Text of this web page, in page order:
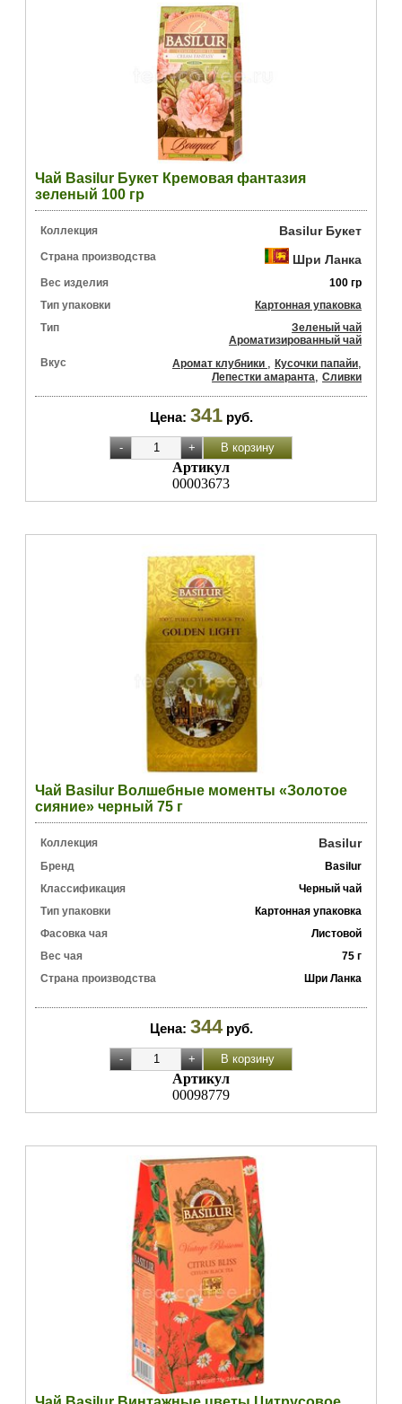
Чай Basilur Букет Кремовая фантазия
зеленый 100 гр
Коллекция Basilur Букет
Страна производства Шри Ланка
Вес изделия
100 гр
Тип упаковки
Картонная упаковка
Тип
Зеленый чай
Ароматизированный чай
Вкус
Аромат клубники Кусочки папайи
Лепестки амаранта Сливки
Цена: 341 руб.
Артикул
00003673
Чай Basilur Волшебные моменты «Золотое
сияние» черный 75 г
Коллекция Basilur
Бренд
Basilur
Классификация
Черный чай
Тип упаковки
Картонная упаковка
Фасовка чая
Листовой
Вес чая
75 г
Страна производства
Шри Ланка
Цена: 344 руб.
Артикул
00098779